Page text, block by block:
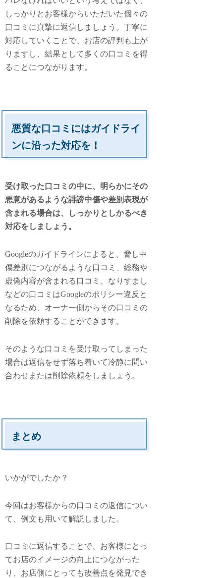
しっかりとお客様からいただいた個々の
口コミに真摯に返信しましょう。丁寧に
対応していくことで、お店の評判も上が
りますし、結果として多くの口コミを得
ることにつながります。
悪質な口コミにはガイドライ
ンに沿った対応を！
受け取った口コミの中に、明らかにその
悪意があるような誹謗中傷や差別表現が
含まれる場合は、しっかりとしかるべき
対応をしましょう。
Googleのガイドラインによると、脅し中
傷差別につながるような口コミ、総務や
虚偽内容が含まれる口コミ、なりすまし
などの口コミはGoogleのポリシー違反と
なるため、オーナー側からその口コミの
削除を依頼することができます。
そのような口コミを受け取ってしまった
場合は返信をせず落ち着いて冷静に問い
合わせまたは削除依頼をしましょう。
まとめ
いかがでしたか？
今回はお客様からの口コミの返信につい
て、例文も用いて解説しました。
口コミに返信することで、お客様にとっ
てお店のイメージの向上につながった
り、お店側にとっても改善点を発見でき